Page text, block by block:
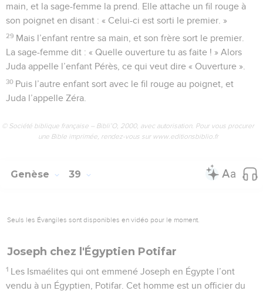
main, et la sage-femme la prend. Elle attache un fil rouge à
son poignet en disant : « Celui-ci est sorti le premier. »
29 Mais l’enfant rentre sa main, et son frère sort le premier.
La sage-femme dit : « Quelle ouverture tu as faite ! » Alors
Juda appelle l’enfant Pérès, ce qui veut dire « Ouverture ».
30 Puis l’autre enfant sort avec le fil rouge au poignet, et
Juda l’appelle Zéra.
© Société biblique française – Bibli’O, 2000, avec autorisation. Pour vous procurer
une Bible imprimée, rendez-vous sur www.editionsbiblio.fr
Genèse 39
Seuls les Évangiles sont disponibles en vidéo pour le moment.
Joseph chez l'Égyptien Potifar
1 Les Ismaélites qui ont emmené Joseph en Égypte l’ont
vendu à un Égyptien, Potifar. Cet homme est un officier du